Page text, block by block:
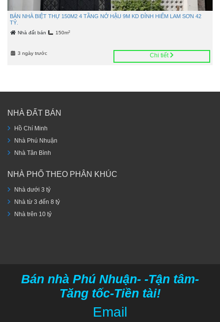
BÁN NHÀ BIỆT THỰ 150M2 4 TẦNG NỞ HẬU 9M KD ĐỈNH HIẾM LAM SƠN 42
TỶ.
Nhà đất bán 150m2
3 ngày trước Chi tiết
NHÀ ĐẤT BÁN
Hồ Chí Minh
Nhà Phú Nhuận
Nhà Tân Bình
NHÀ PHỐ THEO PHÂN KHÚC
Nhà dưới 3 tỷ
Nhà từ 3 đến 8 tỷ
Nhà trên 10 tỷ
Bán nhà Phú Nhuận- -Tận tâm-
Tăng tốc-Tiền tài!
Email